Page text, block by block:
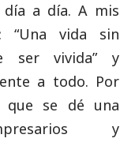
a día. A mis
“Una vida sin
ser vivida” y
a todo. Por
que se dé una
y